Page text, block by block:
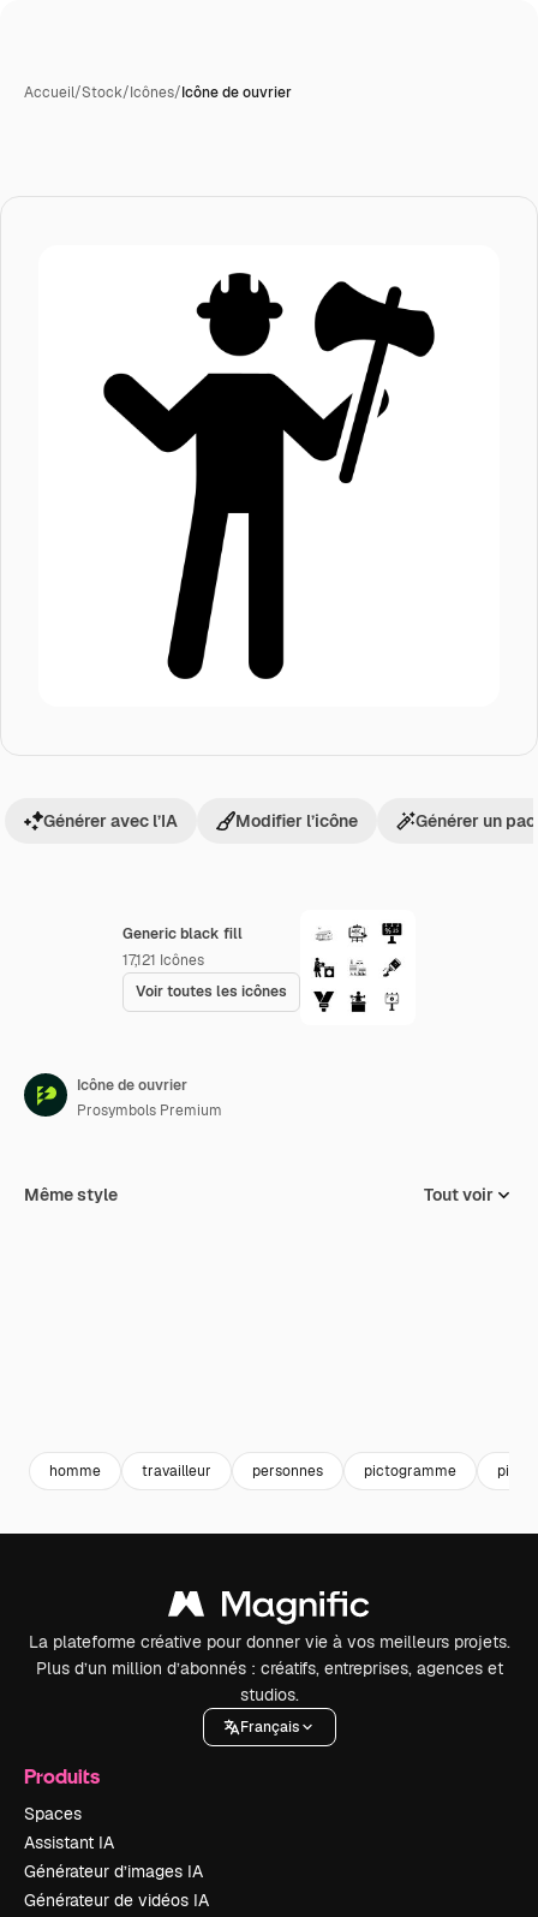
Accueil/Stock/Icônes/Icône de ouvrier
Generic black fill
17,121 Icônes
Voir toutes les icônes
Générer avec l’IA Modifier l’icône Générer un
Icône de ouvrier
Prosymbols Premium
Même style Tout voir
homme travailleur personnes pictogramme
La plateforme créative pour donner vie à vos meilleurs projets.
Plus d’un million d’abonnés : créatifs, entreprises, agences et
studios.
Français
Produits
Spaces
Assistant IA
Générateur d’images IA
Générateur de vidéos IA